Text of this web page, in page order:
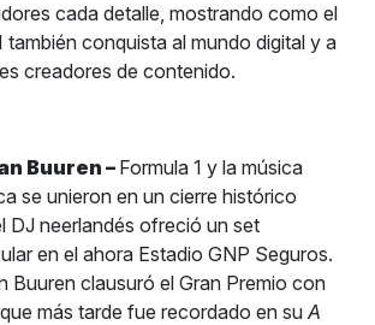
cada detalle, mostrando como el
también conquista al mundo digital y a
creadores de contenido.
Buuren – Formula 1 y la música
se unieron en un cierre histórico
DJ neerlandés ofreció un set
en el ahora Estadio GNP Seguros.
Buuren clausuró el Gran Premio con
más tarde fue recordado en suA